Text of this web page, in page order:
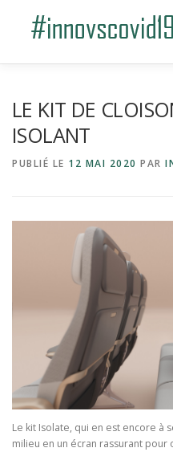
LE KIT DE
ISOLANT
PUBLIÉ LE 12 MAI 2020 PAR
Le kit Isolate, qui en est encore à
milieu en un écran rassurant pour